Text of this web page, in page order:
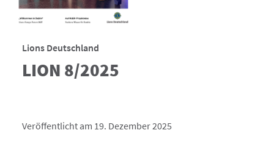
Lions Deutschland
LION 8/2025
Veröffentlicht am 19. Dezember 2025